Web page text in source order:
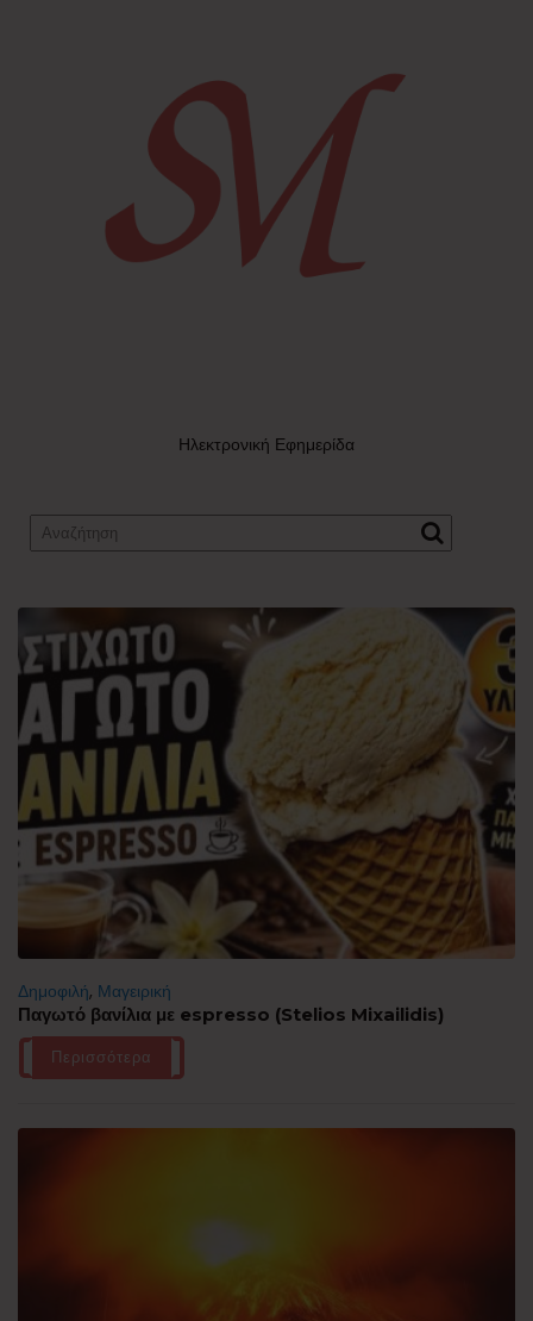
Ηλεκτρονική Εφημερίδα
Δημοφιλή, Μαγειρική
Παγωτό βανίλια με espresso (Stelios Mixailidis)
Περισσότερα